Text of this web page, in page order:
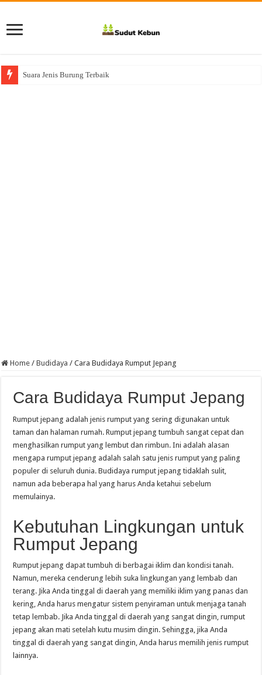
Suara Jenis Burung Terbaik
Home / Budidaya / Cara Budidaya Rumput Jepang
Cara Budidaya Rumput Jepang
Rumput jepang adalah jenis rumput yang sering digunakan untuk
taman dan halaman rumah. Rumput jepang tumbuh sangat cepat dan
menghasilkan rumput yang lembut dan rimbun. Ini adalah alasan
mengapa rumput jepang adalah salah satu jenis rumput yang paling
populer di seluruh dunia. Budidaya rumput jepang tidaklah sulit,
namun ada beberapa hal yang harus Anda ketahui sebelum
memulainya.
Kebutuhan Lingkungan untuk
Rumput Jepang
Rumput jepang dapat tumbuh di berbagai iklim dan kondisi tanah.
Namun, mereka cenderung lebih suka lingkungan yang lembab dan
terang. Jika Anda tinggal di daerah yang memiliki iklim yang panas dan
kering, Anda harus mengatur sistem penyiraman untuk menjaga tanah
tetap lembab. Jika Anda tinggal di daerah yang sangat dingin, rumput
jepang akan mati setelah kutu musim dingin. Sehingga, jika Anda
tinggal di daerah yang sangat dingin, Anda harus memilih jenis rumput
lainnya.